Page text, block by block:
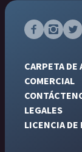
CARPETA DE
COMERCIAL
LEGALES
LICENCIA DE